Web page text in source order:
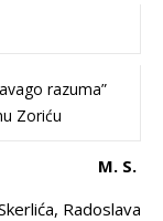
razuma”
Zoriću
M. S.
Radoslava